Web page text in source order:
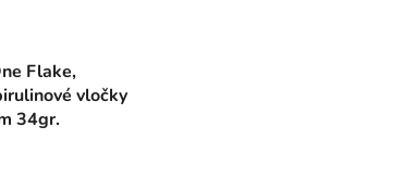
Flake,
vločky
34gr.